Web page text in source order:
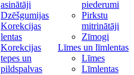
asinātāji
Dzēšgumijas
Korekcijas
lentas
Korekcijas
tepes un
pildspalvas
piederumi
Pirkstu
mitrinātāji
Zīmogi
Līmes un līmlentas
Līmes
Līmlentas